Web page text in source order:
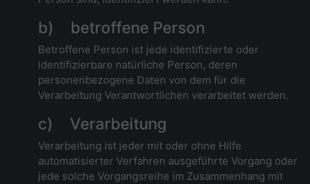
b) betroffene Person
Betroffene Person ist jede identifizierte oder
identifizierbare natürliche Person, deren
personenbezogene Daten von dem für die
Verarbeitung Verantwortlichen verarbeitet werden.
c) Verarbeitung
Verarbeitung ist jeder mit oder ohne Hilfe
automatisierter Verfahren ausgeführte Vorgang oder
jede solche Vorgangsreihe im Zusammenhang mit